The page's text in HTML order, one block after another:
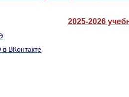
2025-2026
ВКонтакте